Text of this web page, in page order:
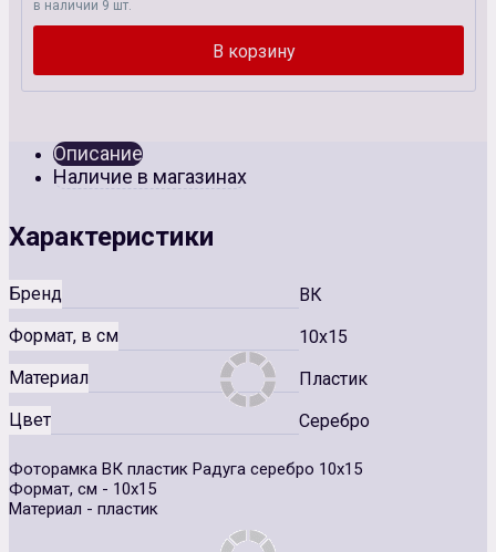
в наличии 9 шт.
Описание
Наличие в магазинах
Характеристики
Бренд
ВК
Формат, в см
10x15
Материал
Пластик
Цвет
Серебро
Фоторамка ВК пластик Радуга серебро 10х15
Формат, см - 10х15
Материал - пластик